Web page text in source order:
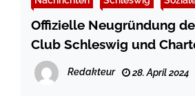
Offizielle Neugründung
Club Schleswig und
im Rathaus
Redakteur 28. April 2024